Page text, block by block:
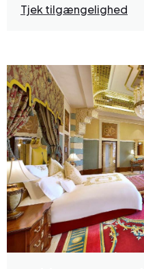
Tjek tilgængelighed